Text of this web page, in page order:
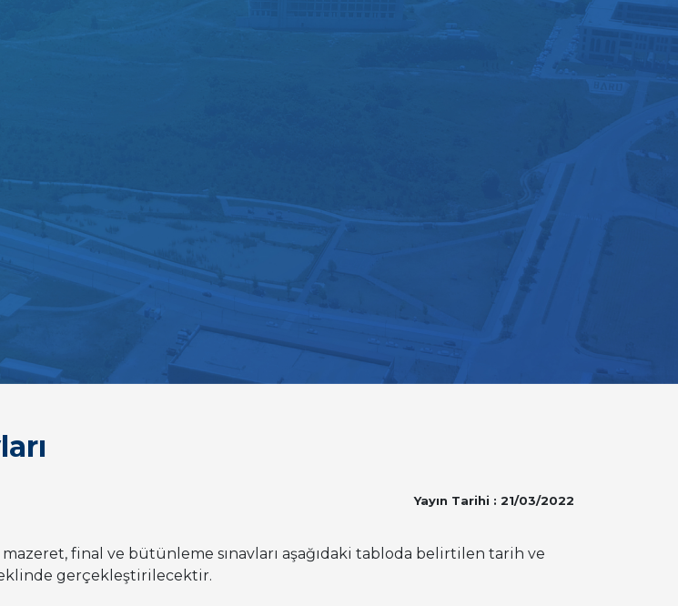
Yayın Tarihi : 21/03/2022
final ve bütünleme sınavları aşağıdaki tabloda belirtilen tarih ve
gerçekleştirilecektir.